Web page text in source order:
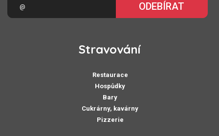
ODEBÍRAT
Stravování
Restaurace
Hospůdky
Bary
Cukrárny, kavárny
Pizzerie